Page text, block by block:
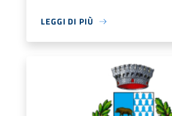
LEGGI DI PIÙ